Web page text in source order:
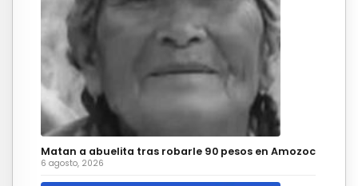
Matan a abuelita tras robarle 90 pesos en Amozoc
6 agosto, 2026